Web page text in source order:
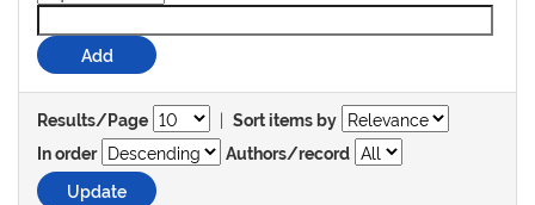
Results/Page | Sort items by
In order
Authors/record